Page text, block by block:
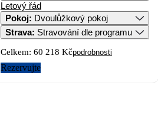
Letový řád
Pokoj: Dvoulůžkový pokoj
Strava: Stravování dle programu
Celkem: 60 218 Kčpodrobnosti
Rezervujte